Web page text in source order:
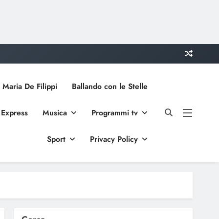
De Filippi Ballando con le Stelle
Musica Programmi tv
Sport Privacy Policy